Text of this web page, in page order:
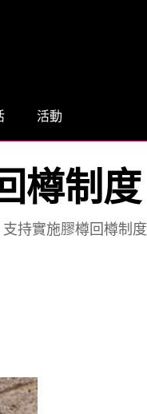
活動
樽制度
支持實施膠樽回樽制度